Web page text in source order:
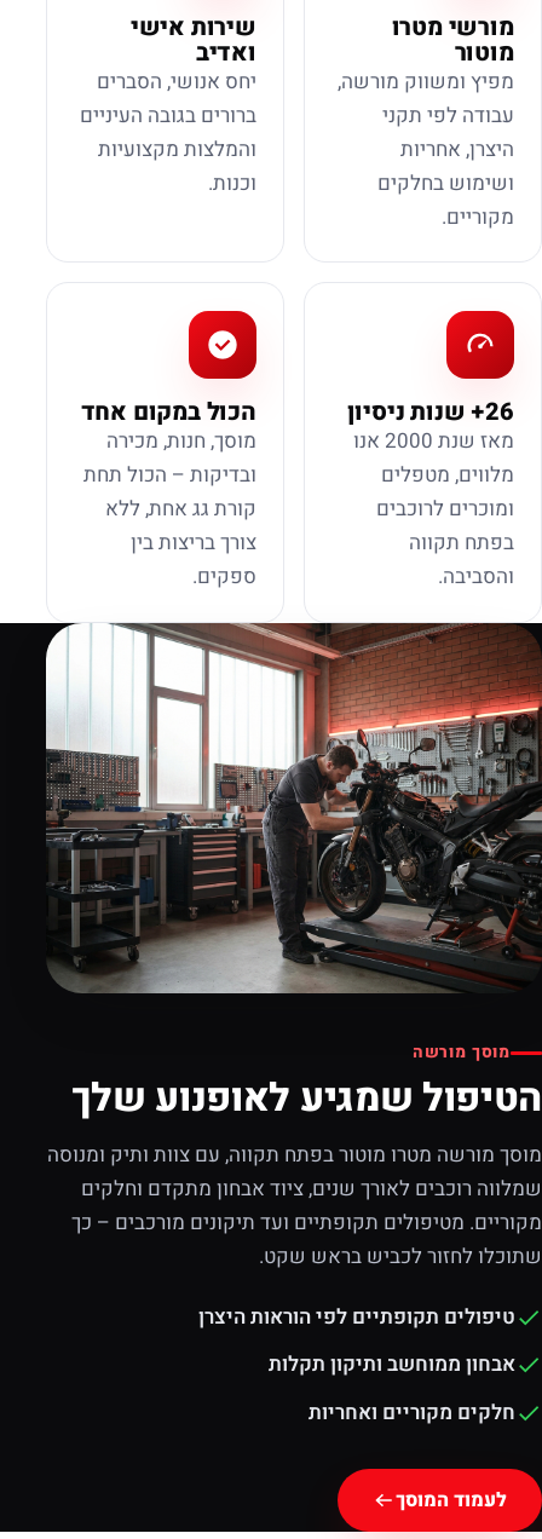
מורשי מטרו
מוטור
מפיץ ומשווק מורשה,
עבודה לפי תקני
היצרן, אחריות
ושימוש בחלקים
מקוריים.
שירות אישי
ואדיב
יחס אנושי, הסברים
ברורים בגובה העיניים
והמלצות מקצועיות
וכנות.
26+ שנות ניסיון
מאז שנת 2000 אנו
מלווים, מטפלים
ומוכרים לרוכבים
בפתח תקווה
והסביבה.
הכול במקום אחד
מוסך, חנות, מכירה
ובדיקות – הכול תחת
קורת גג אחת, ללא
צורך בריצות בין
ספקים.
מוסך מורשה
הטיפול שמגיע לאופנוע שלך
מוסך מורשה מטרו מוטור בפתח תקווה, עם צוות ותיק ומנוסה
שמלווה רוכבים לאורך שנים, ציוד אבחון מתקדם וחלקים
מקוריים. מטיפולים תקופתיים ועד תיקונים מורכבים – כך
שתוכלו לחזור לכביש בראש שקט.
טיפולים תקופתיים לפי הוראות היצרן
אבחון ממוחשב ותיקון תקלות
חלקים מקוריים ואחריות
לעמוד המוסך